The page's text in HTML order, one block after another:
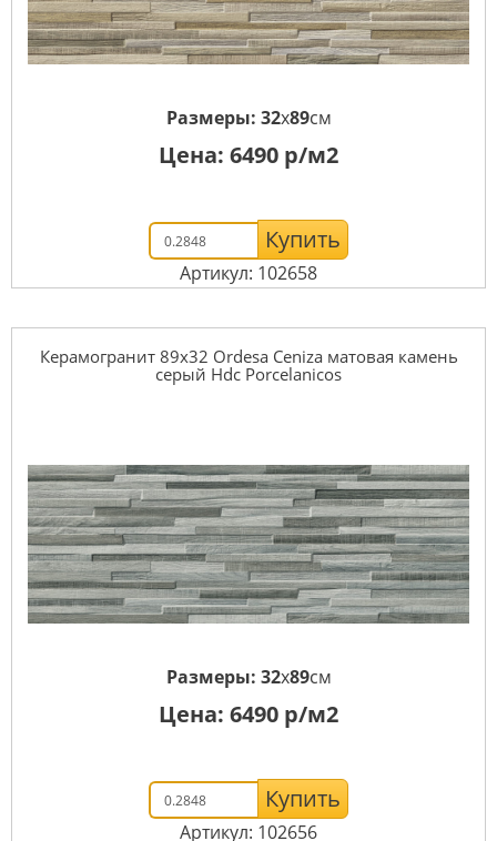
Размеры: 32x89см
Цена: 6490 р/м2
Купить
Артикул: 102658
Керамогранит 89x32 Ordesa Ceniza матовая камень
серый Hdc Porcelanicos
Размеры: 32x89см
Цена: 6490 р/м2
Купить
Артикул: 102656